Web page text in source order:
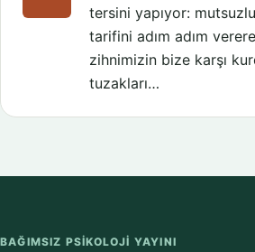
tersini yapıyor:
tarifini adım adım
zihnimizin bize karşı
tuzakları…
BAĞIMSIZ PSIKOLOJI YAYINI